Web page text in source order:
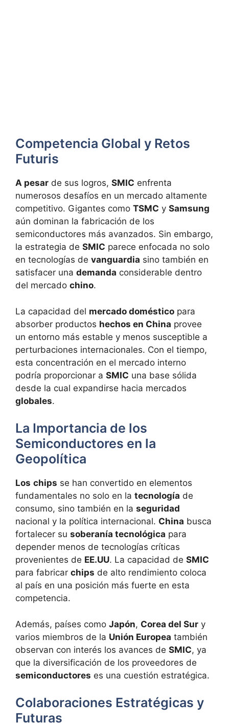
Competencia Global y Retos
Futuris
A pesar de sus logros, SMIC enfrenta
numerosos desafíos en un mercado altamente
competitivo. Gigantes como TSMC y Samsung
aún dominan la fabricación de los
semiconductores más avanzados. Sin embargo,
la estrategia de SMIC parece enfocada no solo
en tecnologías de vanguardia sino también en
satisfacer una demanda considerable dentro
del mercado chino.
La capacidad del mercado doméstico para
absorber productos hechos en China provee
un entorno más estable y menos susceptible a
perturbaciones internacionales. Con el tiempo,
esta concentración en el mercado interno
podría proporcionar a SMIC una base sólida
desde la cual expandirse hacia mercados
globales.
La Importancia de los
Semiconductores en la
Geopolítica
Los chips se han convertido en elementos
fundamentales no solo en la tecnología de
consumo, sino también en la seguridad
nacional y la política internacional. China busca
fortalecer su soberanía tecnológica para
depender menos de tecnologías críticas
provenientes de EE.UU. La capacidad de SMIC
para fabricar chips de alto rendimiento coloca
al país en una posición más fuerte en esta
competencia.
Además, países como Japón, Corea del Sur y
varios miembros de la Unión Europea también
observan con interés los avances de SMIC, ya
que la diversificación de los proveedores de
semiconductores es una cuestión estratégica.
Colaboraciones Estratégicas y
Futuras